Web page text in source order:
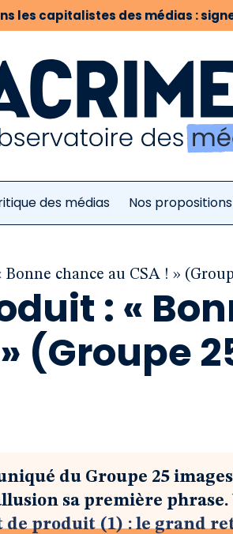
les capitalistes des médias :
des médias Nos propositions
chance au CSA ! »
: «
(Groupe
du Groupe 25
sa première phrase.
de produit (1) : le grand